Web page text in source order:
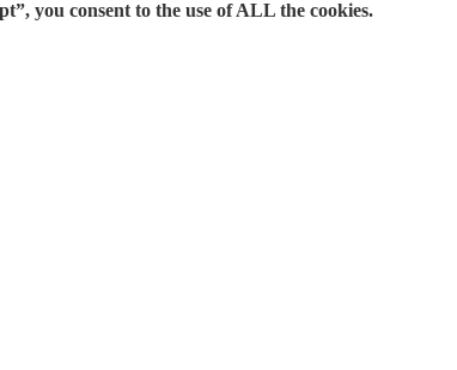
you consent to the use of ALL the cookies.